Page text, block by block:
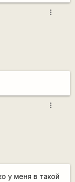
more_vert
more_vert
у меня в такой